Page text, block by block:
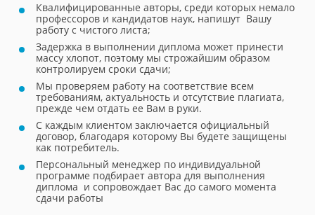
Квалифицированные авторы, среди которых немало
профессоров и кандидатов наук, напишут Вашу
работу с чистого листа;
Задержка в выполнении диплома может принести
массу хлопот, поэтому мы строжайшим образом
контролируем сроки сдачи;
Мы проверяем работу на соответствие всем
требованиям, актуальность и отсутствие плагиата,
прежде чем отдать ее Вам в руки.
С каждым клиентом заключается официальный
договор, благодаря которому Вы будете защищены
как потребитель.
Персональный менеджер по индивидуальной
программе подбирает автора для выполнения
диплома и сопровождает Вас до самого момента
сдачи работы